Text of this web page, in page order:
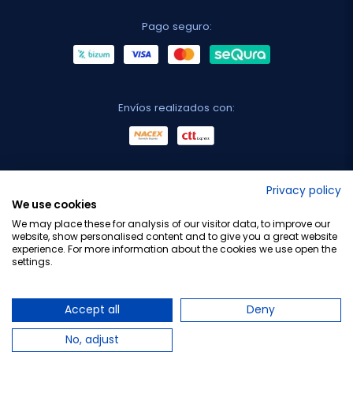
Pago seguro:
Envíos realizados con:
Privacy policy
We use cookies
We may place these for analysis of our visitor data, to improve our
website, show personalised content and to give you a great website
experience. For more information about the cookies we use open the
settings.
Accept all
Deny
No, adjust